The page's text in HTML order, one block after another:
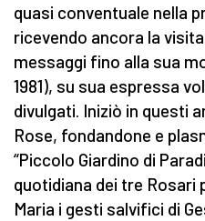
quasi conventuale nella
ricevendo ancora la
messaggi fino alla sua
1981), su sua espressa
divulgati. Iniziò in questi
Rose, fondandone e
“Piccolo Giardino di
quotidiana dei tre Rosari
Maria i gesti salvifici di